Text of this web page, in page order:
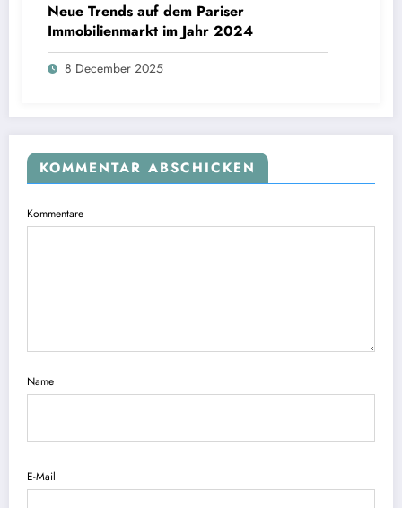
Neue Trends auf dem Pariser
Immobilienmarkt im Jahr 2024
8 December 2025
KOMMENTAR ABSCHICKEN
Kommentare
Name
E-Mail